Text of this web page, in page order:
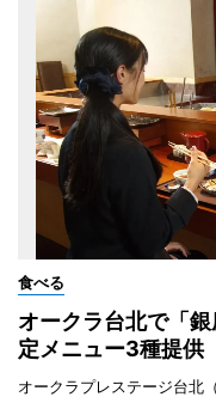
食べる
オークラ台北で「
定メニュー3種提供
オークラプレステージ台北